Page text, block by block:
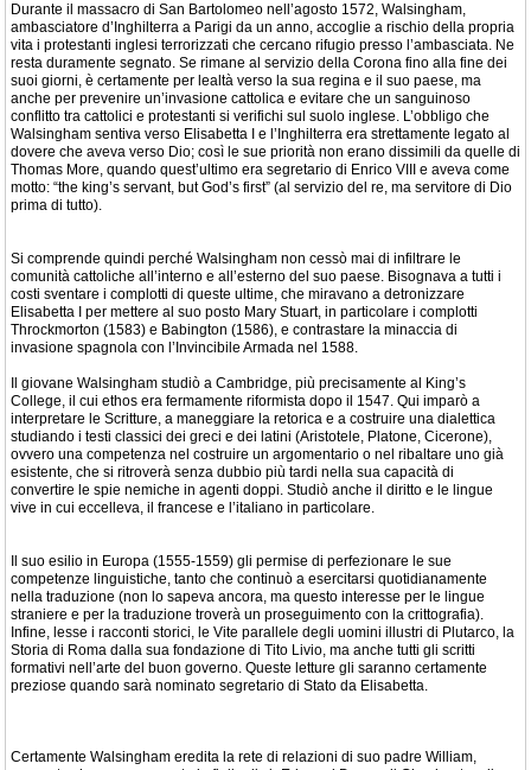
Durante il massacro di San Bartolomeo nell’agosto 1572, Walsingham,
ambasciatore d’Inghilterra a Parigi da un anno, accoglie a rischio della propria
vita i protestanti inglesi terrorizzati che cercano rifugio presso l’ambasciata. Ne
resta duramente segnato. Se rimane al servizio della Corona fino alla fine dei
suoi giorni, è certamente per lealtà verso la sua regina e il suo paese, ma
anche per prevenire un’invasione cattolica e evitare che un sanguinoso
conflitto tra cattolici e protestanti si verifichi sul suolo inglese. L’obbligo che
Walsingham sentiva verso Elisabetta I e l’Inghilterra era strettamente legato al
dovere che aveva verso Dio; così le sue priorità non erano dissimili da quelle di
Thomas More, quando quest’ultimo era segretario di Enrico VIII e aveva come
motto: “the king’s servant, but God’s first” (al servizio del re, ma servitore di Dio
prima di tutto).
Si comprende quindi perché Walsingham non cessò mai di infiltrare le
comunità cattoliche all’interno e all’esterno del suo paese. Bisognava a tutti i
costi sventare i complotti di queste ultime, che miravano a detronizzare
Elisabetta I per mettere al suo posto Mary Stuart, in particolare i complotti
Throckmorton (1583) e Babington (1586), e contrastare la minaccia di
invasione spagnola con l’Invincibile Armada nel 1588.
Il giovane Walsingham studiò a Cambridge, più precisamente al King’s
College, il cui ethos era fermamente riformista dopo il 1547. Qui imparò a
interpretare le Scritture, a maneggiare la retorica e a costruire una dialettica
studiando i testi classici dei greci e dei latini (Aristotele, Platone, Cicerone),
ovvero una competenza nel costruire un argomentario o nel ribaltare uno già
esistente, che si ritroverà senza dubbio più tardi nella sua capacità di
convertire le spie nemiche in agenti doppi. Studiò anche il diritto e le lingue
vive in cui eccelleva, il francese e l’italiano in particolare.
Il suo esilio in Europa (1555-1559) gli permise di perfezionare le sue
competenze linguistiche, tanto che continuò a esercitarsi quotidianamente
nella traduzione (non lo sapeva ancora, ma questo interesse per le lingue
straniere e per la traduzione troverà un proseguimento con la crittografia).
Infine, lesse i racconti storici, le Vite parallele degli uomini illustri di Plutarco, la
Storia di Roma dalla sua fondazione di Tito Livio, ma anche tutti gli scritti
formativi nell’arte del buon governo. Queste letture gli saranno certamente
preziose quando sarà nominato segretario di Stato da Elisabetta.
Certamente Walsingham eredita la rete di relazioni di suo padre William,